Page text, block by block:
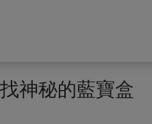
神秘的藍寶盒